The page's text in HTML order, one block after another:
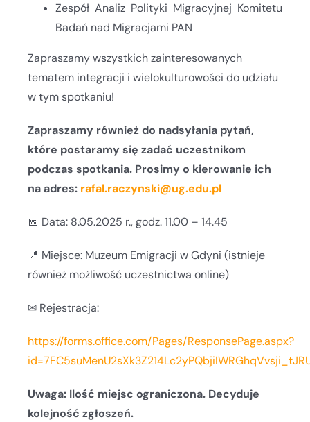
Zespół Analiz Polityki Migracyjnej Komitetu
Badań nad Migracjami PAN
Zapraszamy wszystkich zainteresowanych
tematem integracji i wielokulturowości do udziału
w tym spotkaniu!
Zapraszamy również do nadsyłania pytań,
które postaramy się zadać uczestnikom
podczas spotkania. Prosimy o kierowanie ich
na adres: rafal.raczynski@ug.edu.pl
📅 Data: 8.05.2025 r., godz. 11.00 – 14.45
📍 Miejsce: Muzeum Emigracji w Gdyni (istnieje
również możliwość uczestnictwa online)
✉ Rejestracja:
https://forms.office.com/Pages/ResponsePage.aspx?
Uwaga: Ilość miejsc ograniczona. Decyduje
kolejność zgłoszeń.